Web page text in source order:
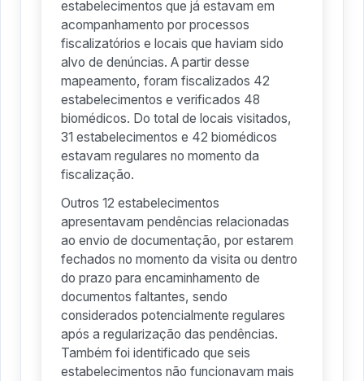
estabelecimentos que já estavam em
acompanhamento por processos
fiscalizatórios e locais que haviam sido
alvo de denúncias. A partir desse
mapeamento, foram fiscalizados 42
estabelecimentos e verificados 48
biomédicos. Do total de locais visitados,
31 estabelecimentos e 42 biomédicos
estavam regulares no momento da
fiscalização.
Outros 12 estabelecimentos
apresentavam pendências relacionadas
ao envio de documentação, por estarem
fechados no momento da visita ou dentro
do prazo para encaminhamento de
documentos faltantes, sendo
considerados potencialmente regulares
após a regularização das pendências.
Também foi identificado que seis
estabelecimentos não funcionavam mais